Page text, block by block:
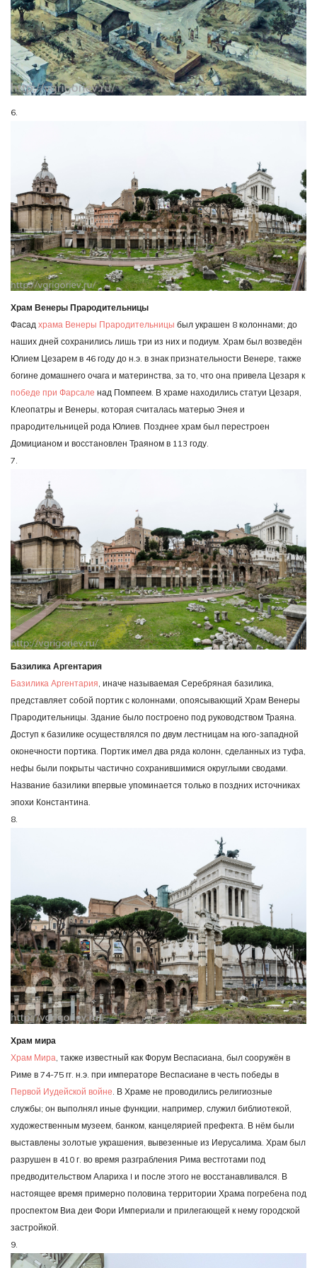
6.
Храм Венеры Прародительницы
Фасад храма Венеры Прародительницы был украшен 8 колоннами; до
наших дней сохранились лишь три из них и подиум. Храм был возведён
Юлием Цезарем в 46 году до н.э. в знак признательности Венере, также
богине домашнего очага и материнства, за то, что она привела Цезаря к
победе при Фарсале над Помпеем. В храме находились статуи Цезаря,
Клеопатры и Венеры, которая считалась матерью Энея и
прародительницей рода Юлиев. Позднее храм был перестроен
Домицианом и восстановлен Траяном в 113 году.
7.
Базилика Аргентария
Базилика Аргентария, иначе называемая Серебряная базилика,
представляет собой портик с колоннами, опоясывающий Храм Венеры
Прародительницы. Здание было построено под руководством Траяна.
Доступ к базилике осуществлялся по двум лестницам на юго-западной
оконечности портика. Портик имел два ряда колонн, сделанных из туфа,
нефы были покрыты частично сохранившимися округлыми сводами.
Название базилики впервые упоминается только в поздних источниках
эпохи Константина.
8.
Храм мира
Храм Мира, также известный как Форум Веспасиана, был сооружён в
Риме в 74-75 гг. н.э. при императоре Веспасиане в честь победы в
Первой Иудейской войне. В Храме не проводились религиозные
службы; он выполнял иные функции, например, служил библиотекой,
художественным музеем, банком, канцелярией префекта. В нём были
выставлены золотые украшения, вывезенные из Иерусалима. Храм был
разрушен в 410 г. во время разграбления Рима вестготами под
предводительством Алариха I и после этого не восстанавливался. В
настоящее время примерно половина территории Храма погребена под
проспектом Виа деи Фори Империали и прилегающей к нему городской
застройкой.
9.